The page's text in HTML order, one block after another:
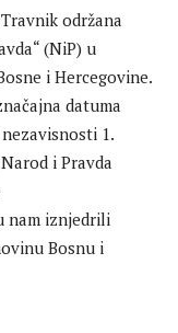
održana
(NiP) u
i Hercegovine.
datuma
1.
i Pravda
nam iznjedrili
Bosnu i